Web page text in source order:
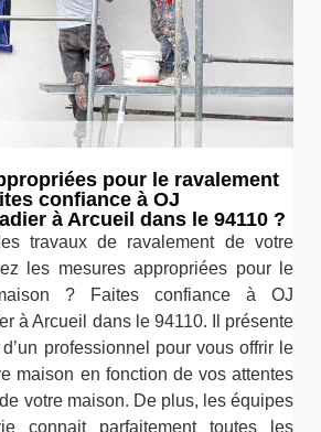
pour le ravalement
confiance à OJ
à Arcueil dans le 94110 ?
travaux de ravalement de votre
les mesures appropriées pour le
? Faites confiance à OJ
à Arcueil dans le 94110. Il présente
professionnel pour vous offrir le
maison en fonction de vos attentes
votre maison. De plus, les équipes
connait parfaitement toutes les